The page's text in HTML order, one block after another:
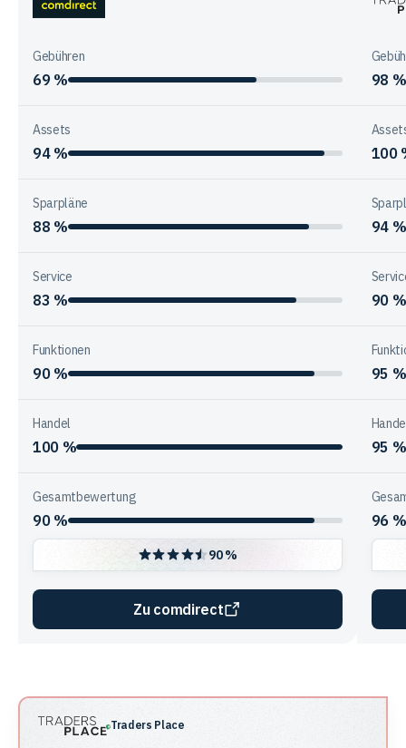
Gebühren
69 % 98 %
Assets
94 % 100
Sparpläne
88 % 94 %
Service
83 % 90 %
Funktionen
90 % 95 %
Handel
100 % 95 %
Gesamtbewertung
90 %
90 %
Zu comdirect
96 %
Unternehmensstruktur
der
Traders Place